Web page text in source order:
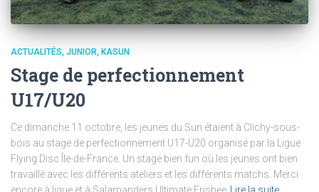
ACTUALITÉS JUNIOR KASUN
Stage de perfectionnement
U17/U20
Ce dimanche 11 octobre, les jeunes du Sun étaient à Clichy-sous-
bois au stage de perfectionnement U17-U20 organisé par la Ligue
Flying Disc Île-de-France. Un stage bien fun où les jeunes ont bien
travaillé avec les différents ateliers et les différents matchs. Merci